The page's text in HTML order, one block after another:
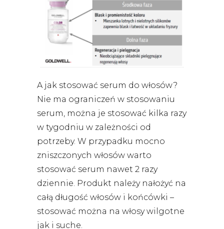
A jak stosować serum do włosów?
Nie ma ograniczeń w stosowaniu
serum, można je stosować kilka razy
w tygodniu w zależności od
potrzeby. W przypadku mocno
zniszczonych włosów warto
stosować serum nawet 2 razy
dziennie. Produkt należy nałożyć na
całą długość włosów i końcówki –
stosować można na włosy wilgotne
jak i suche.